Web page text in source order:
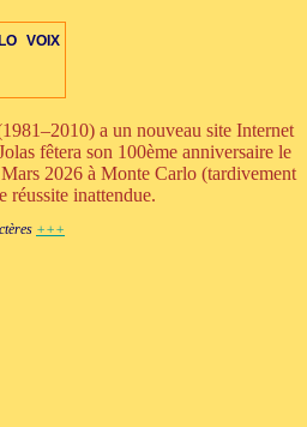
VOIX
C
ÉLEC
a un nouveau site Internet
fêtera son 100ème anniversaire le
2026 à Monte Carlo (tardivement
réussite inattendue.
+++